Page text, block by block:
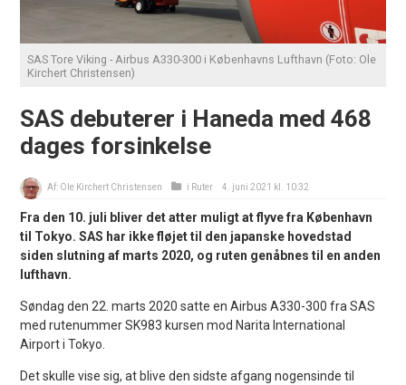
SAS Tore Viking - Airbus A330-300 i Københavns Lufthavn (Foto: Ole
Kirchert Christensen)
SAS debuterer i Haneda med 468
dages forsinkelse
Af: Ole Kirchert Christensen i Ruter 4. juni 2021 kl. 10:32
Fra den 10. juli bliver det atter muligt at flyve fra København
til Tokyo. SAS har ikke fløjet til den japanske hovedstad
siden slutning af marts 2020, og ruten genåbnes til en anden
lufthavn.
Søndag den 22. marts 2020 satte en Airbus A330-300 fra SAS
med rutenummer SK983 kursen mod Narita International
Airport i Tokyo.
Det skulle vise sig, at blive den sidste afgang nogensinde til